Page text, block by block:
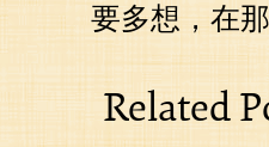
要多想，在
Related